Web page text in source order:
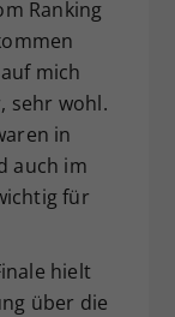
Ranking
mich
sehr wohl.
in
auch im
für
hielt
über die